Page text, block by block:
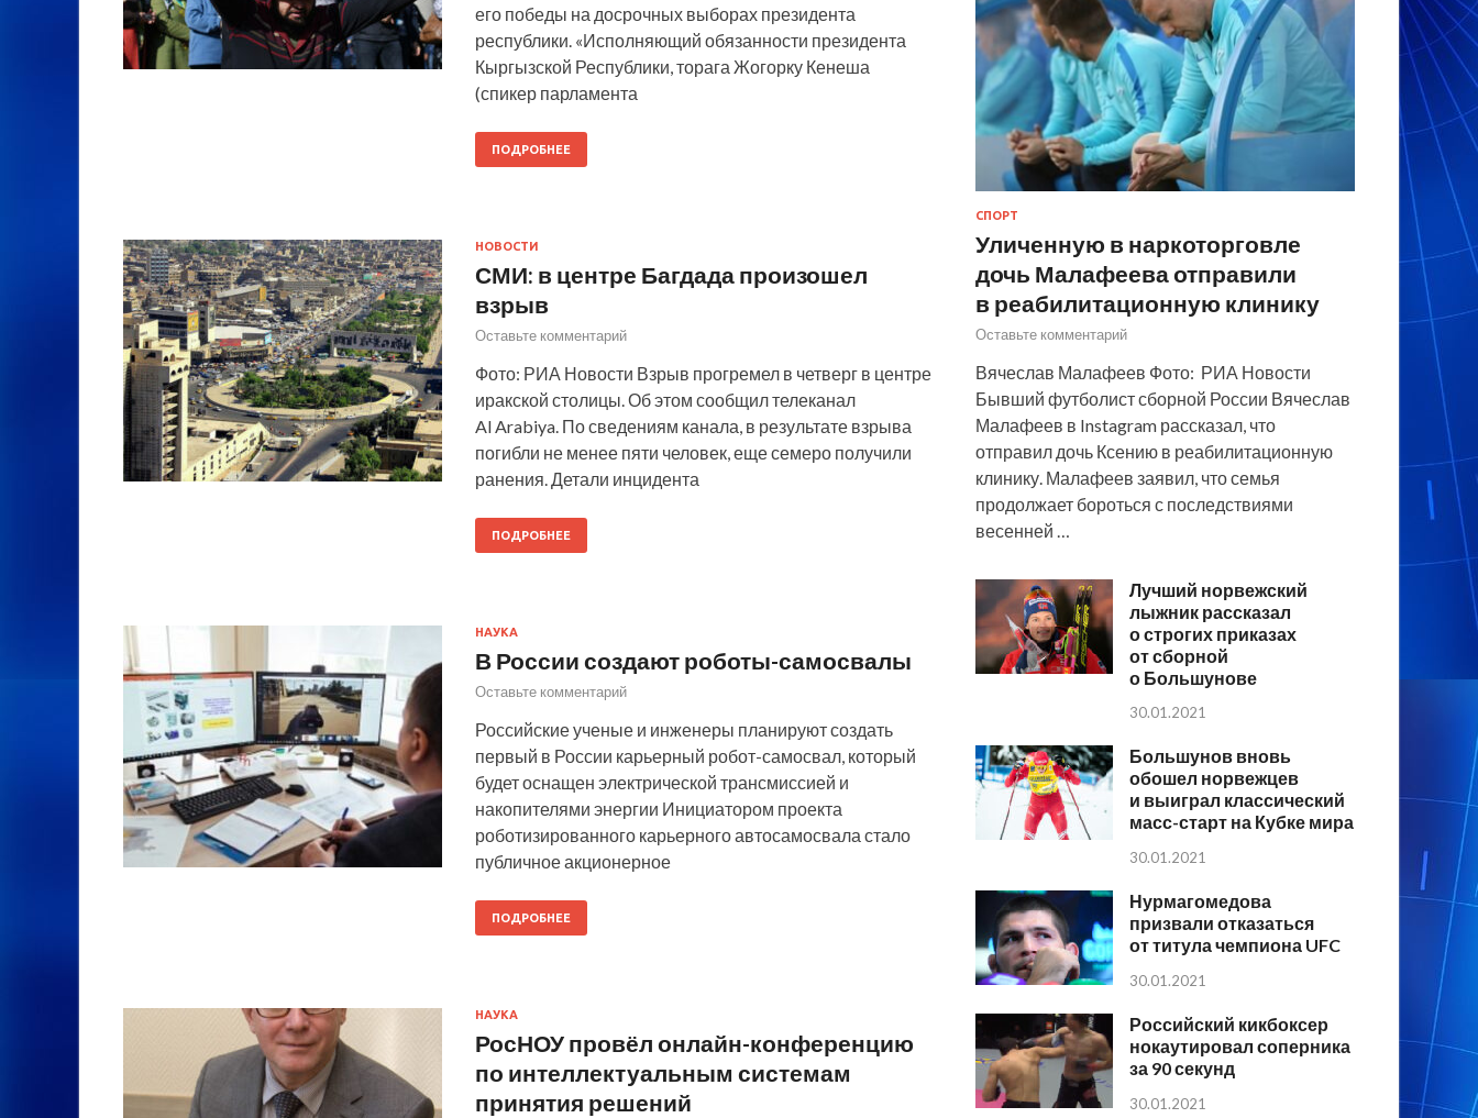
его победы на досрочных выборах президента
республики. «Исполняющий обязанности президента
Кыргызской Республики, торага Жогорку Кенеша
(спикер парламента
ПОДРОБНЕЕ
НОВОСТИ
СМИ: в центре Багдада произошел
взрыв
Оставьте комментарий
Фото: РИА Новости Взрыв прогремел в четверг в центре
иракской столицы. Об этом сообщил телеканал
Al Arabiya. По сведениям канала, в результате взрыва
погибли не менее пяти человек, еще семеро получили
ранения. Детали инцидента
ПОДРОБНЕЕ
НАУКА
В России создают роботы-самосвалы
Оставьте комментарий
Российские ученые и инженеры планируют создать
первый в России карьерный робот-самосвал, который
будет оснащен электрической трансмиссией и
накопителями энергии Инициатором проекта
роботизированного карьерного автосамосвала стало
публичное акционерное
ПОДРОБНЕЕ
НАУКА
РосНОУ провёл онлайн-конференцию
по интеллектуальным системам
принятия решений
СПОРТ
Уличенную в наркоторговле
дочь Малафеева отправили
в реабилитационную клинику
Оставьте комментарий
Вячеслав Малафеев Фото: РИА Новости
Бывший футболист сборной России Вячеслав
Малафеев в Instagram рассказал, что
отправил дочь Ксению в реабилитационную
клинику. Малафеев заявил, что семья
продолжает бороться с последствиями
весенней …
Лучший норвежский
лыжник рассказал
о строгих приказах
от сборной
о Большунове
30.01.2021
Большунов вновь
обошел норвежцев
и выиграл классический
масс-старт на Кубке мира
30.01.2021
Нурмагомедова
призвали отказаться
от титула чемпиона UFC
30.01.2021
Российский кикбоксер
нокаутировал соперника
за 90 секунд
30.01.2021